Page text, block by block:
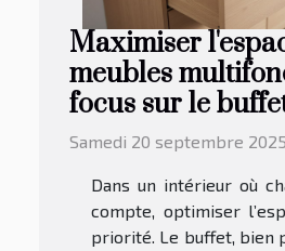
Maximiser
meubles
focus sur le
Samedi 20 septembre
Dans un intérieur où
compte, optimiser
priorité. Le buffet, bien